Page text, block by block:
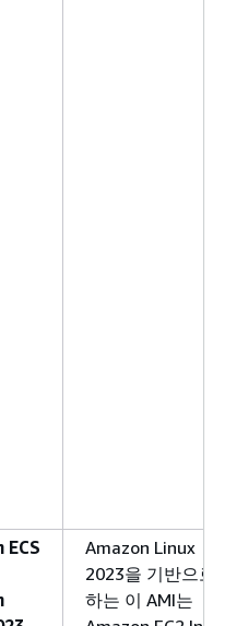
Amazon Linux
2023을 기반으로
하는 이 AMI는